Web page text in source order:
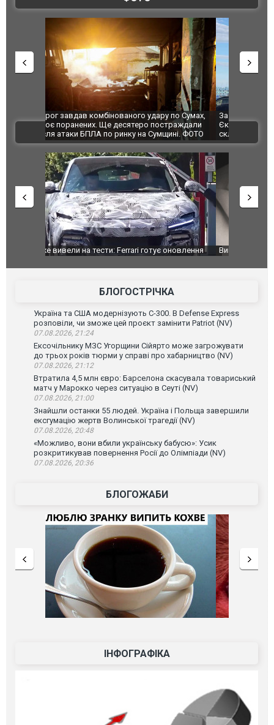
За 2000 кілометрів від кордону з Україною: в
Єкатеринбурзі після атаки дронів загорівся
склад Wildberries. ФОТО. ВІДЕО
"Мої
ВІДЕО
Вийшов трейлер нової екранізації легендарного
БЛОГОСТРІЧКА
Україна та США модернізують С-300. В Defense Express
розповіли, чи зможе цей проєкт замінити Patriot (NV)
07.08.2026, 21:24
Ексочільнику МЗС Угорщини Сійярто може загрожувати
до трьох років тюрми у справі про хабарництво (NV)
07.08.2026, 21:12
Втратила 4,5 млн євро: Барселона скасувала товариський
матч у Марокко через ситуацію в Сеуті (NV)
07.08.2026, 21:00
Знайшли останки 55 людей. Україна і Польща завершили
ексгумацію жертв Волинської трагедії (NV)
07.08.2026, 20:48
«Можливо, вони вбили українську бабусю»: Усик
розкритикував повернення Росії до Олімпіади (NV)
07.08.2026, 20:36
БЛОГОЖАБИ
ІНФОГРАФІКА